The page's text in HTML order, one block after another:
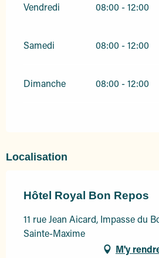
Vendredi 08:00 - 12:00
Samedi 08:00 - 12:00
Dimanche 08:00 - 12:00
Localisation
Hôtel Royal Bon Repos
11 rue Jean Aicard, Impasse du
Sainte-Maxime
M'y